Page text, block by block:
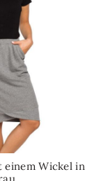
Wickel in